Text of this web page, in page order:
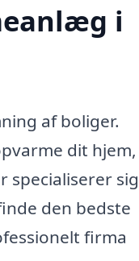
i
af boliger.
dit hjem,
specialiserer sig
den bedste
firma